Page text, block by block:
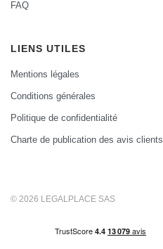
FAQ
LIENS UTILES
Mentions légales
Conditions générales
Politique de confidentialité
Charte de publication des avis clients
© 2026 LEGALPLACE SAS